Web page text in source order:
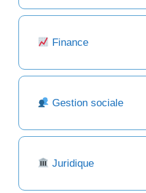
Finance
Gestion sociale
Juridique